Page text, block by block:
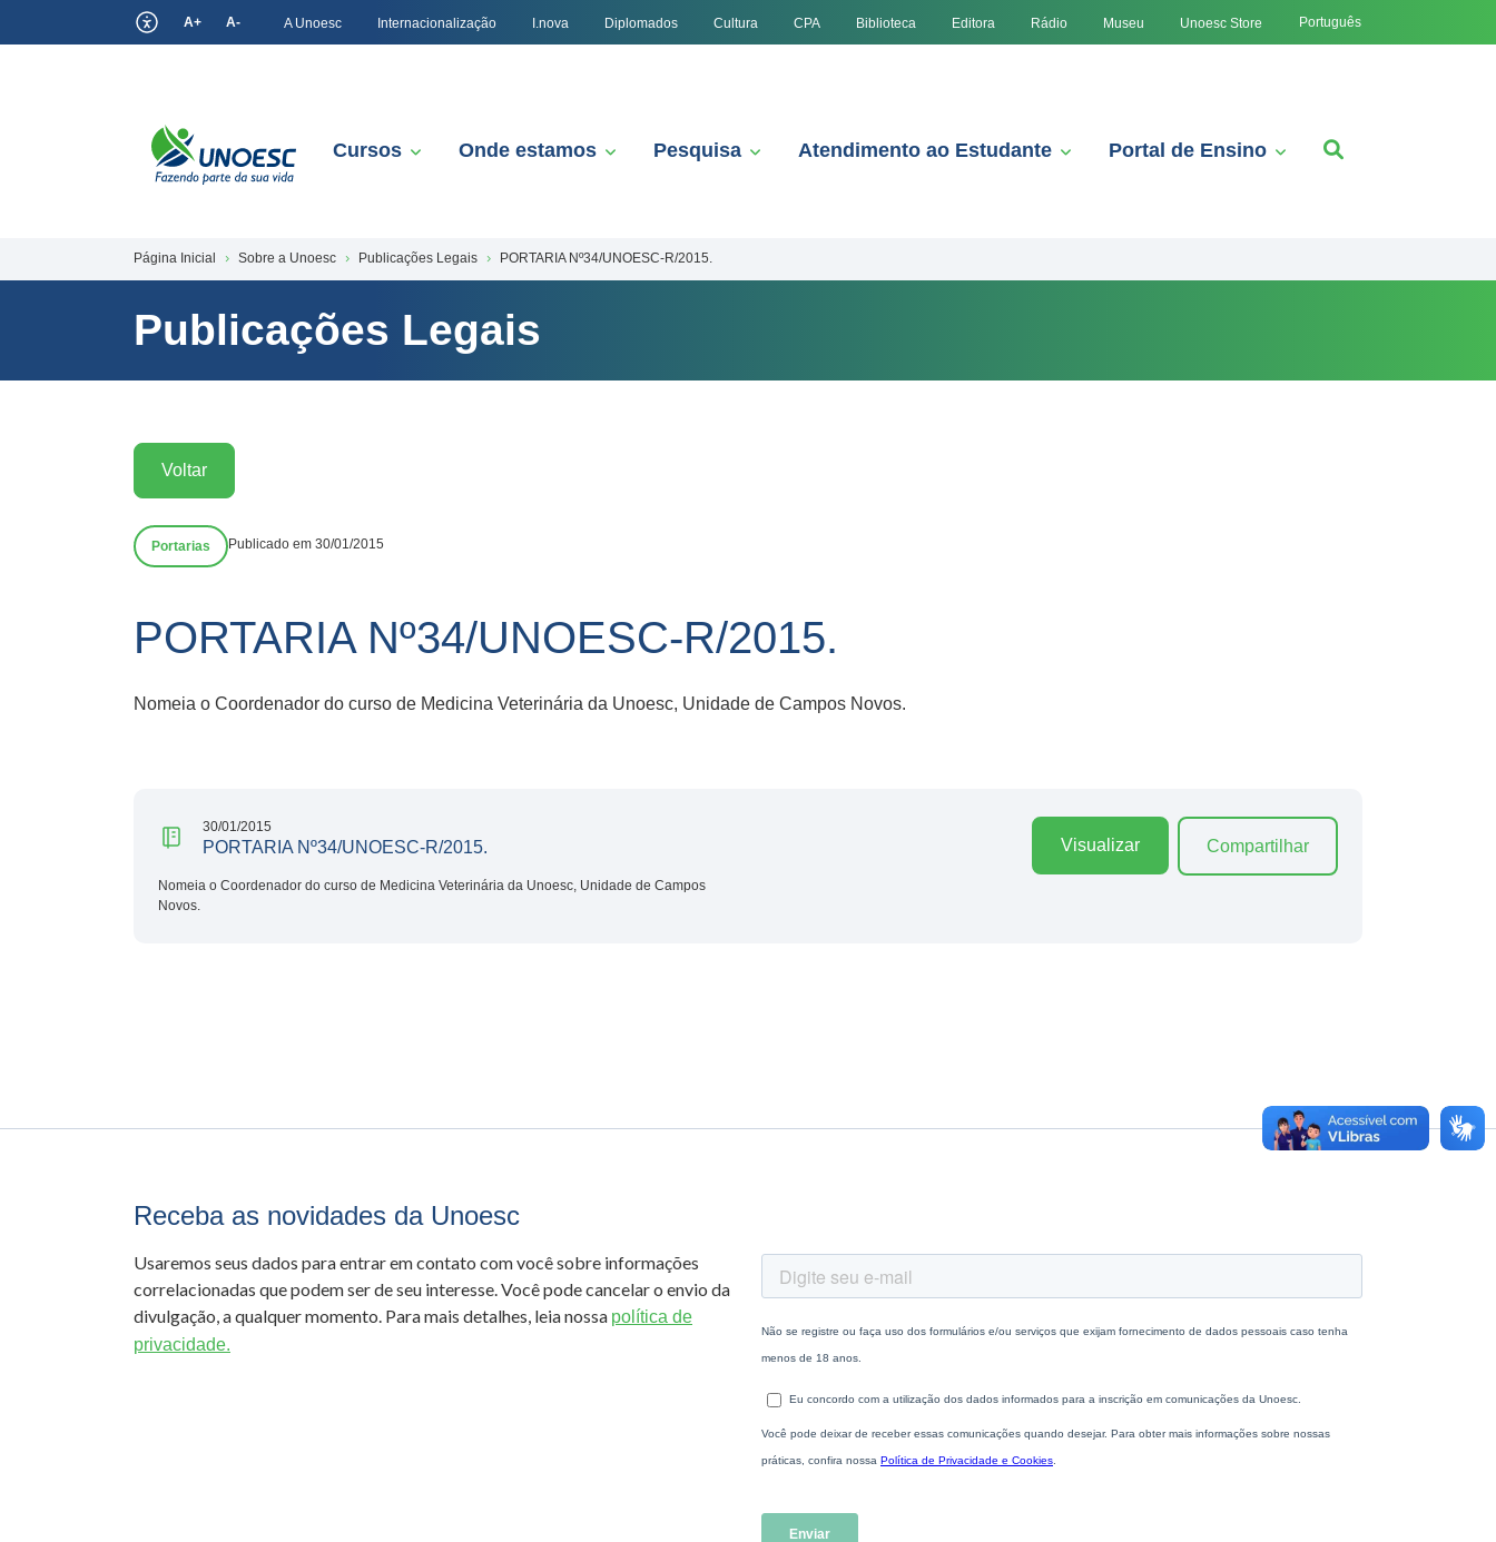
A+ A- A Unoesc Internacionalização I.nova Diplomados Cultura CPA Biblioteca Editora Rádio Museu Unoesc Store Português
Cursos Onde estamos Pesquisa Atendimento ao Estudante Portal de Ensino
Página Inicial Sobre a Unoesc Publicações Legais PORTARIA Nº34/UNOESC-R/2015.
Publicações Legais
Voltar
Portarias Publicado em 30/01/2015
PORTARIA Nº34/UNOESC-R/2015.
Nomeia o Coordenador do curso de Medicina Veterinária da Unoesc, Unidade de Campos Novos.
30/01/2015
PORTARIA Nº34/UNOESC-R/2015.
Nomeia o Coordenador do curso de Medicina Veterinária da Unoesc, Unidade de Campos
Novos.
Visualizar Compartilhar
Receba as novidades da Unoesc
Usaremos seus dados para entrar em contato com você sobre informações
correlacionadas que podem ser de seu interesse. Você pode cancelar o envio da
divulgação, a qualquer momento. Para mais detalhes, leia nossa política de
privacidade.